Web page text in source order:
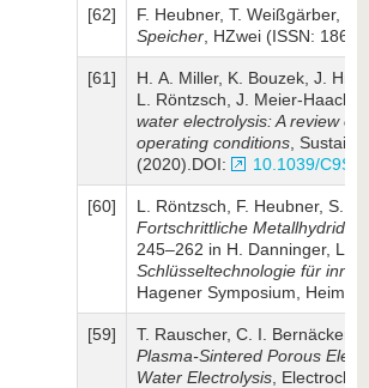
[62]
F. Heubner, T. Weißgärber, L.
Speicher , HZwei (ISSN:
[61]
H. A. Miller, K. Bouzek, J.
L. Röntzsch, J. Meier-Haack,
water electrolysis: A review of
operating conditions ,
(2020).DOI:
10.1039/
[60]
L. Röntzsch, F. Heubner, S.
Fortschrittliche Metallhydrid-
245–262 in H. Danninger, L.
Schlüsseltechnologie für
Hagener Symposium,
[59]
T. Rauscher, C. I. Bernäcker,
Plasma-Sintered Porous
Water Electrolysis ,